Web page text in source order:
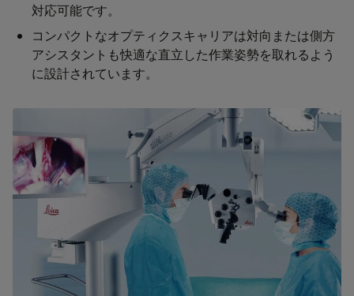
対応可能です。
コンパクトなオプティクスキャリアは対向または側方
アシスタントも快適な直立した作業姿勢を取れるよう
に設計されています。